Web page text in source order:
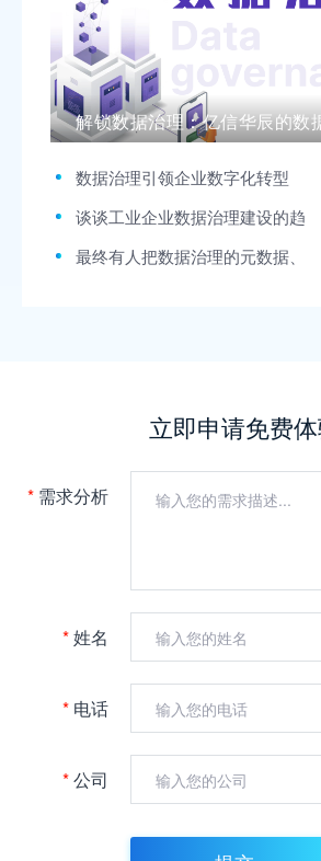
解锁数据治理：亿信华辰的数
领风潮
数据治理引领企业数字化转型
谈谈工业企业数据治理建设的趋
势
最终有人把数据治理的元数据、
立即申请免费
* 需求分析
*姓名
* 电话
*公司